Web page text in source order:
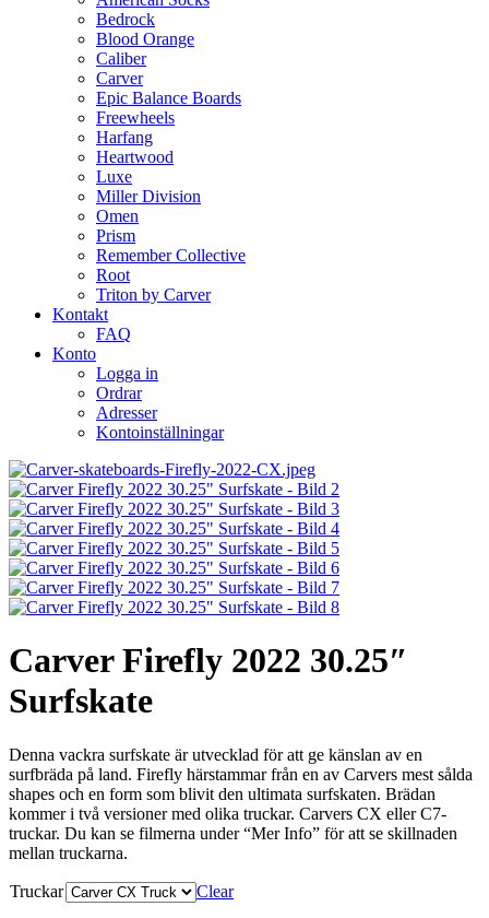
Bedrock
Blood Orange
Caliber
Carver
Epic Balance Boards
Freewheels
Harfang
Heartwood
Luxe
Miller Division
Omen
Prism
Remember Collective
Root
Triton by Carver
Kontakt
FAQ
Konto
Logga in
Ordrar
Adresser
Kontoinställningar
Carver Firefly 2022 30.25″
Surfskate
Denna vackra surfskate är utvecklad för att ge känslan av en
surfbräda på land. Firefly härstammar från en av Carvers mest sålda
shapes och en form som blivit den ultimata surfskaten. Brädan
kommer i två versioner med olika truckar. Carvers CX eller C7-
truckar. Du kan se filmerna under “Mer Info” för att se skillnaden
mellan truckarna.
Truckar Clear